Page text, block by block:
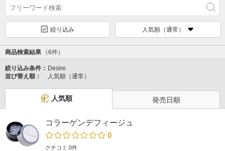
絞り込み 人気順（通常）
商品検索結果 （6件）
絞り込み条件： Desire
並び替え順：
人気順（通常）
人気順 発売日順
コラーゲンデフィージュ
0
クチコミ 0件